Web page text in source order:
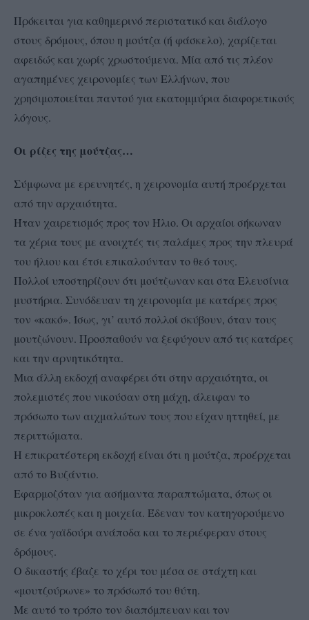
Πρόκειται για καθημερινό περιστατικό και διάλογο
στους δρόμους, όπου η μούτζα (ή φάσκελο), χαρίζεται
αφειδώς και χωρίς χρωστούμενα. Μία από τις πλέον
αγαπημένες χειρονομίες των Ελλήνων, που
χρησιμοποιείται παντού για εκατομμύρια διαφορετικούς
λόγους.
Οι ρίζες της μούτζας…
Σύμφωνα με ερευνητές, η χειρονομία αυτή προέρχεται
από την αρχαιότητα.
Ήταν χαιρετισμός προς τον Ήλιο. Οι αρχαίοι σήκωναν
τα χέρια τους με ανοιχτές τις παλάμες προς την πλευρά
του ήλιου και έτσι επικαλούνταν το θεό τους.
Πολλοί υποστηρίζουν ότι μούτζωναν και στα Ελευσίνια
μυστήρια. Συνόδευαν τη χειρονομία με κατάρες προς
τον «κακό». Ίσως, γι’ αυτό πολλοί σκύβουν, όταν τους
μουτζώνουν. Προσπαθούν να ξεφύγουν από τις κατάρες
και την αρνητικότητα.
Μια άλλη εκδοχή αναφέρει ότι στην αρχαιότητα, οι
πολεμιστές που νικούσαν στη μάχη, άλειφαν το
πρόσωπο των αιχμαλώτων τους που είχαν ηττηθεί, με
περιττώματα.
Η επικρατέστερη εκδοχή είναι ότι η μούτζα, προέρχεται
από το Βυζάντιο.
Εφαρμοζόταν για ασήμαντα παραπτώματα, όπως οι
μικροκλοπές και η μοιχεία. Έδεναν τον κατηγορούμενο
σε ένα γαϊδούρι ανάποδα και το περιέφεραν στους
δρόμους.
Ο δικαστής έβαζε το χέρι του μέσα σε στάχτη και
«μουτζούρωνε» το πρόσωπό του θύτη.
Με αυτό το τρόπο τον διαπόμπευαν και τον